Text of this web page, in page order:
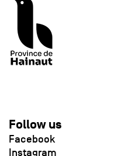
Follow us
Facebook
Instagram